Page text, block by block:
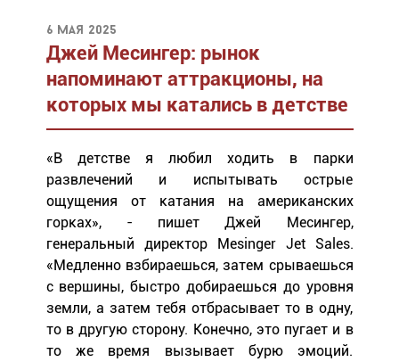
6 мая 2025
Джей Месингер: рынок
напоминают аттракционы, на
которых мы катались в детстве
«В детстве я любил ходить в парки
развлечений и испытывать острые
ощущения от катания на американских
горках», - пишет Джей Месингер,
генеральный директор Mesinger Jet Sales.
«Медленно взбираешься, затем срываешься
с вершины, быстро добираешься до уровня
земли, а затем тебя отбрасывает то в одну,
то в другую сторону. Конечно, это пугает и в
то же время вызывает бурю эмоций.